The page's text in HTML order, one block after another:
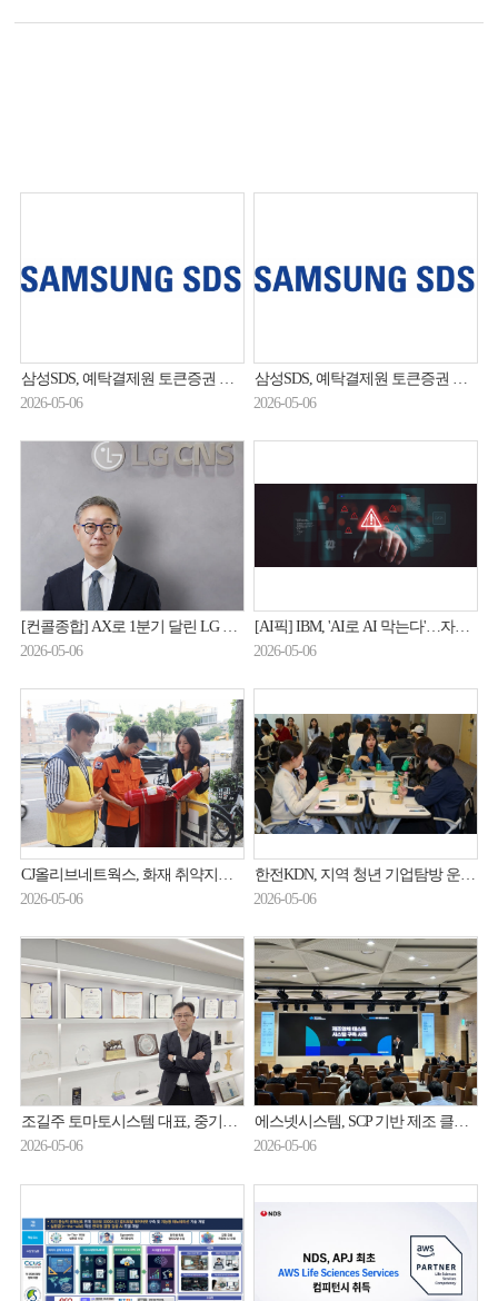
삼성SDS, 예탁결제원 토큰증권 플랫폼 구축 사업 수주
2026-05-06
삼성SDS, 예탁결제원 토큰증권 플랫폼 구축 사업 수주
2026-05-06
[컨콜종합] AX로 1분기 달린 LG CNS, 로봇·금융·해외 '전선 확대'
2026-05-06
[AI픽] IBM, 'AI로 AI 막는다'…자율형 보안 공개
2026-05-06
CJ올리브네트웍스, 화재 취약지역 '보이는 소화기' 점검
2026-05-06
한전KDN, 지역 청년 기업탐방 운영…AI 특강·멘토링 강화
2026-05-06
조길주 토마토시스템 대표, 중기부 장관 표창 수상
2026-05-06
에스넷시스템, SCP 기반 제조 클라우드 전환 사례 공개
2026-05-06